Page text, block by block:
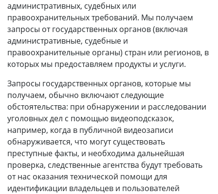
административных, судебных или
правоохранительных требований. Мы получаем
запросы от государственных органов (включая
административные, судебные и
правоохранительные органы) стран или регионов, в
которых мы предоставляем продукты и услуги.
Запросы государственных органов, которые мы
получаем, обычно включают следующие
обстоятельства: при обнаружении и расследовании
уголовных дел с помощью видеоподсказок,
например, когда в публичной видеозаписи
обнаруживается, что могут существовать
преступные факты, и необходима дальнейшая
проверка, следственные агентства будут требовать
от нас оказания технической помощи для
идентификации владельцев и пользователей